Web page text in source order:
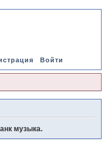
Войти
музыка.